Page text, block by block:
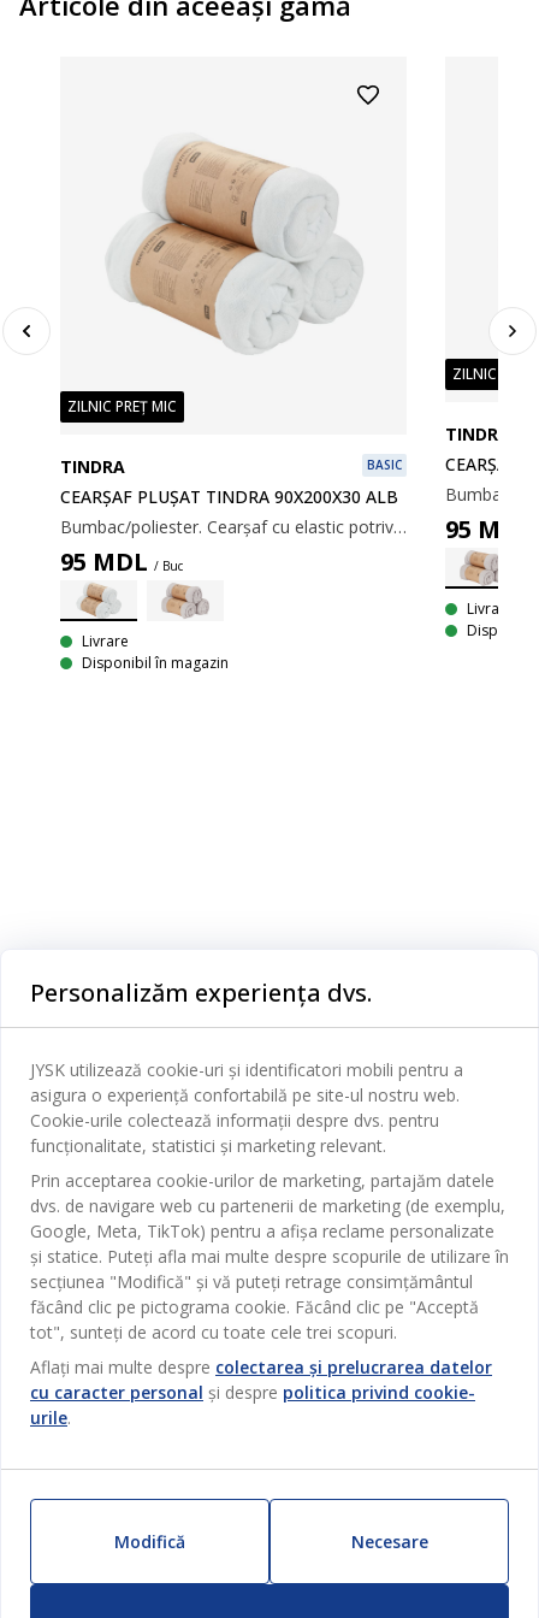
ZILNIC PREȚ MIC
TINDRA BASIC
CEARȘAF PLUȘAT TINDRA 90X200X30 ALB
Bumbac/poliester. Cearșaf cu elastic potrivit pentru saltelele cu cadru, arcuri și spumă. Cu margini elastice. 80/90x200x30 cm
95 MDL/ Buc
Livrare
Disponibil în magazin
ZILNIC PREȚ
TINDRA
CEARȘAF
95 MDL
Livrare
Disponibil
Birou
Sufragerie
Bucătărie
Depozitare
Perdele
Grădină
Pentru casă
Outlet
Produse noi
ZILNIC PREȚ MIC
Contact Relații Clienți
Magazine și program
Broșură
Termeni si conditii vânzări online
Garantia prețului
Garanția Produselor
Politica de confidentialitate
Card cadou
Reclamații
JYSK
Despre JYSK
JYSK.com
Presă
Locuri de muncă
Newsletter
Inspirație
SEDIU CENTRAL
TAROL-DD S.R.L. str. Jubiliara, 41A mun. Chișinău, Republica
Moldova
JYSK BUSINESS TO BUSINESS
Vânzări și relații clienți persoane juridice
Telefon: 060 531 531
E-mail: jysk@jysk.md
JYSK RELAȚII CLIENȚI
Contact Relații Clienți
Telefon: 022 022 030
E-mail: support@jysk.md
Urmărește Jysk
Personalizăm experiența dvs.
JYSK utilizează cookie-uri și identificatori mobili pentru a
asigura o experiență confortabilă pe site-ul nostru web.
Cookie-urile colectează informații despre dvs. pentru
funcționalitate, statistici și marketing relevant.
Prin acceptarea cookie-urilor de marketing, partajăm datele
dvs. de navigare web cu partenerii de marketing (de exemplu,
Google, Meta, TikTok) pentru a afișa reclame personalizate
și statice. Puteți afla mai multe despre scopurile de utilizare în
secțiunea "Modifică" și vă puteți retrage consimțământul
făcând clic pe pictograma cookie. Făcând clic pe "Acceptă
tot", sunteți de acord cu toate cele trei scopuri.
Aflați mai multe despre colectarea și prelucrarea datelor
cu caracter personal și despre politica privind cookie-
urile.
Modifică Necesare